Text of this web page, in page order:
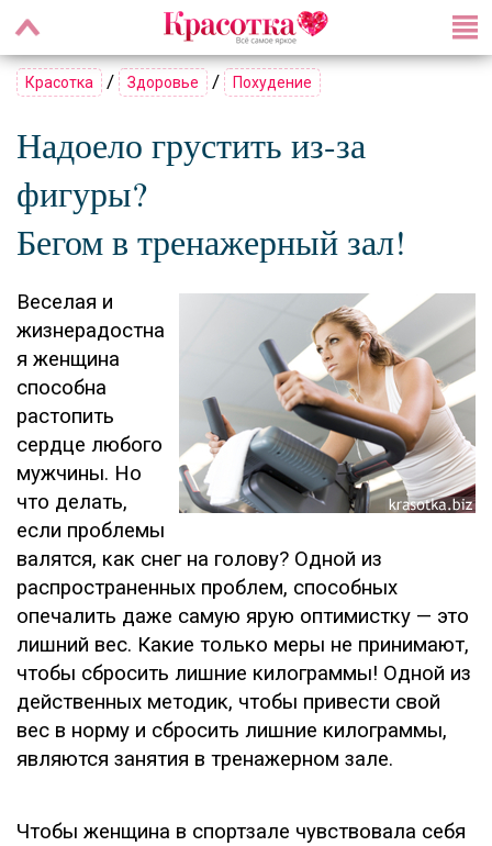
Красотка / Здоровье / Похудение
Надоело грустить из-за
фигуры?
Бегом в тренажерный зал!
Веселая и
жизнерадостна
я женщина
способна
растопить
сердце любого
мужчины. Но
что делать,
если проблемы
валятся, как снег на голову? Одной из
распространенных проблем, способных
опечалить даже самую ярую оптимистку — это
лишний вес. Какие только меры не принимают,
чтобы сбросить лишние килограммы! Одной из
действенных методик, чтобы привести свой
вес в норму и сбросить лишние килограммы,
являются занятия в тренажерном зале.
Чтобы женщина в спортзале чувствовала себя